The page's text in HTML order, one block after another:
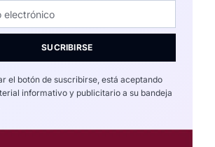
SUCRIBIRSE
el botón de suscribirse, está aceptando
informativo y publicitario a su bandeja